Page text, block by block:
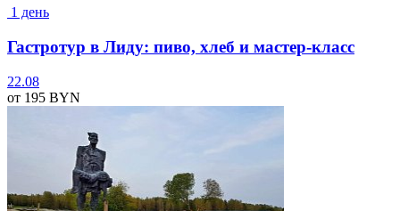
1 день
Гастротур в Лиду: пиво, хлеб и мастер-класс
22.08
от 195 BYN